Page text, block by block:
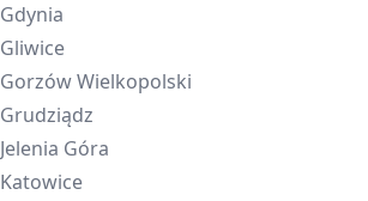
Gdynia
Gliwice
Gorzów Wielkopolski
Grudziądz
Jelenia Góra
Katowice